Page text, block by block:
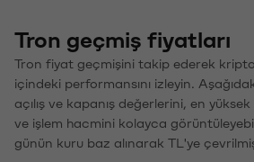
Tron geçmiş fiyatları
Tron fiyat geçmişini takip ederek kripto
içindeki performansını izleyin.
açılış ve kapanış değerlerini, en
ve işlem hacmini kolayca
günün kuru baz alınarak TL'ye